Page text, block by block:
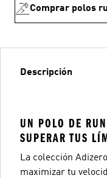
Comprar polos
Descripción
UN POLO DE
SUPERAR TUS
La colección
maximizar tu